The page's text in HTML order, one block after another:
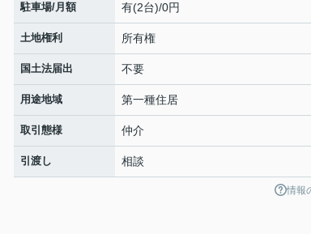
駐車場/月額 有(2台)/0円
土地権利 所有権
国土法届出 不要
用途地域 第一種住居
取引態様 仲介
引渡し 相談
情報